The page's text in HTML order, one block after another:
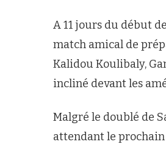
A 11 jours du début
match amical de
Kalidou Koulibaly,
incliné devant les
Malgré le doublé de
attendant le prochain